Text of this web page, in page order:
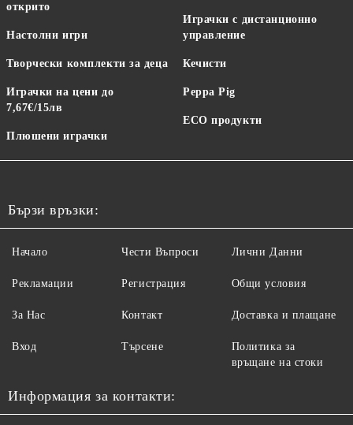
открито
Настолни игри
Творчески комплекти за деца
Играчки на цени до
7,67€/15лв
Плюшени играчки
Играчки с дистанционно
управление
Кечисти
Peppa Pig
ECO продукти
Бързи връзки:
Начало
Рекламации
За Нас
Вход
Чести Въпроси
Регистрация
Контакт
Търсене
Лични Данни
Общи условия
Доставка и плащане
Политика за
връщане на стоки
Информация за контакти: